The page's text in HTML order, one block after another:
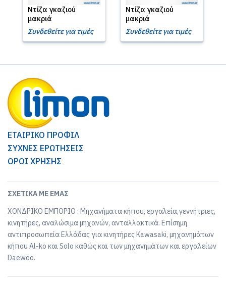
Ντίζα γκαζιού
μακριά
Συνδεθείτε για τιμές
Ντίζα γκαζιού
μακριά
Συνδεθείτε για τιμές
ΕΤΑΙΡΙΚΟ ΠΡΟΦΙΛ
ΣΥΧΝΕΣ ΕΡΩΤΗΣΕΙΣ
ΟΡΟΙ ΧΡΗΣΗΣ
ΣΧΕΤΙΚΆ ΜΕ ΕΜΆΣ
ΧΟΝΔΡΙΚΟ ΕΜΠΟΡΙΟ : Μηχανήματα κήπου, εργαλεία,γεννήτριες,
κινητήρες, αναλώσιμα μηχανών, ανταλλακτικά. Επίσημη
αντιπροσωπεία Ελλάδας για κινητήρες Kawasaki, μηχανημάτων
κήπου Al-ko και Solo καθώς και των μηχανημάτων και εργαλείων
Daewoo.